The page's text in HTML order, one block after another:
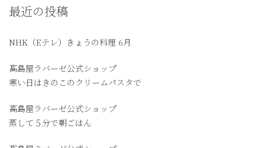
最近の投稿
NHK（Eテレ）きょうの料理 6月
髙島屋ラバーゼ公式ショップ
寒い日はきのこのクリームパスタで
高島屋ラバーゼ公式ショップ
蒸して５分で朝ごはん